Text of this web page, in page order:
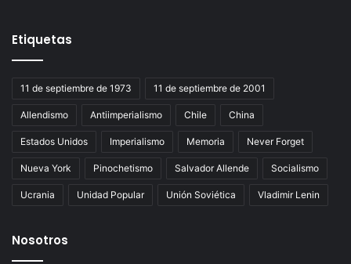
Etiquetas
11 de septiembre de 1973 11 de septiembre de 2001
Allendismo Antiimperialismo Chile China
Estados Unidos Imperialismo Memoria Never Forget
Nueva York Pinochetismo Salvador Allende Socialismo
Ucrania Unidad Popular Unión Soviética Vladimir Lenin
Nosotros